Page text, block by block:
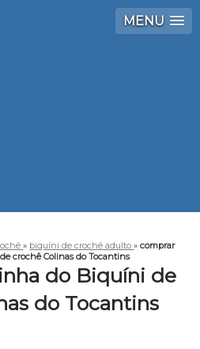
MENU
» biquíni de crochê adulto»comprar
crochê Colinas do Tocantins
do Biquíni de
do Tocantins